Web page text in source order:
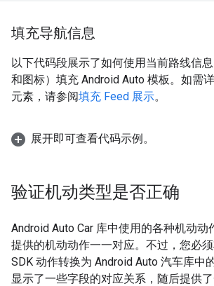
填充导航信息
以下代码段展示了如何使用当前路线信
和图标）填充 Android Auto 模板。如需
元素，请参阅填充 Feed 展示。
展开即可查看代码示例。
验证机动类型是否正确
Android Auto Car 库中使用的各种机动动
提供的机动动作一一对应。不过，您必
SDK 动作转换为 Android Auto 汽车库中
显示了一些字段的对应关系，随后提供